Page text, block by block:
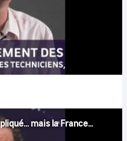
Décrocher la Lune, c'est compliqué... mais la France s'engage ! #5